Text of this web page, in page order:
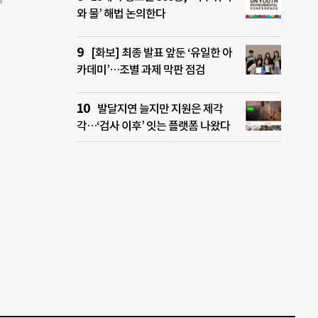
와 물’ 해법 논의한다
[화보] 최종 발표 앞둔 ‘유일한 아
카데미’…조별 과제 막판 점검
발달지연 늘지만 지원은 제각
각…‘검사 이후’ 잇는 플랫폼 나왔다